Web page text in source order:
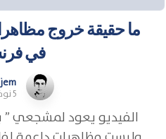
ما حقيقة خروج
في
5 نوفمبر، 2023
الفيديو يعود لمشجعي ”